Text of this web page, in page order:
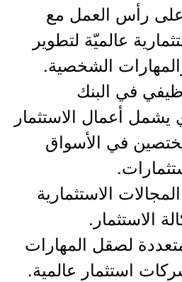
على رأس العمل مع
عالميّة لتطوير
الشخصية.
في البنك
أعمال الاستثمار
في الأسواق
الاستثمارية
الاستثمار.
متعددة لصقل المهارات
استثمار عالمية.